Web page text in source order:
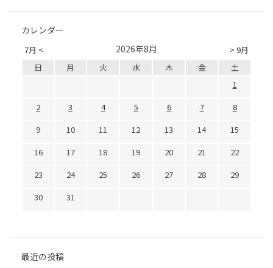
カレンダー
7月 < > 9月
2026年8月
日 月 火 水 木 金
土
1
2
3 4 5 6 7
8
9
10 11 12 13 14
15
16
17 18 19 20 21
22
23
24 25 26 27 28
29
30
31
最近の投稿